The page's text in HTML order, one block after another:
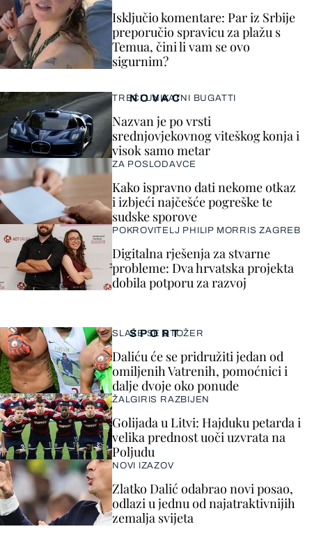
Isključio komentare: Par iz Srbije
preporučio spravicu za plažu s
Temua, čini li vam se ovo
sigurnim?
SPORT
SLAŽE SE STOŽER
Daliću će se pridružiti jedan od
omiljenih Vatrenih, pomoćnici i
dalje dvoje oko ponude
ŽALGIRIS RAZBIJEN
Golijada u Litvi: Hajduku petarda i
velika prednost uoči uzvrata na
Poljudu
NOVI IZAZOV
Zlatko Dalić odabrao novi posao,
odlazi u jednu od najatraktivnijih
zemalja svijeta
NOVAC
TREĆI UNIKATNI BUGATTI
Nazvan je po vrsti
srednjovjekovnog viteškog konja i
visok samo metar
ZA POSLODAVCE
Kako ispravno dati nekome otkaz
i izbjeći najčešće pogreške te
sudske sporove
POKROVITELJ PHILIP MORRIS ZAGREB
Digitalna rješenja za stvarne
probleme: Dva hrvatska projekta
dobila potporu za razvoj